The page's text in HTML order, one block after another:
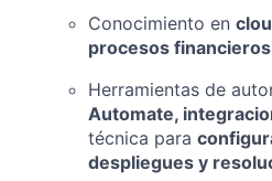
Conocimiento en
procesos
Herramientas de
Automate,
técnica para
despliegues y